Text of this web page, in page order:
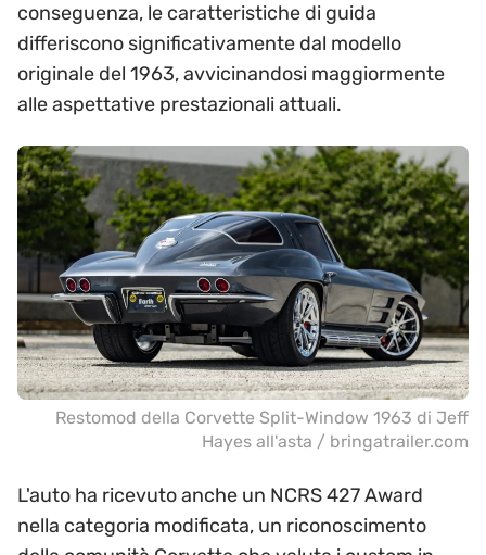
conseguenza, le caratteristiche di guida
differiscono significativamente dal modello
originale del 1963, avvicinandosi maggiormente
alle aspettative prestazionali attuali.
Restomod della Corvette Split-Window 1963 di Jeff
Hayes all'asta / bringatrailer.com
L'auto ha ricevuto anche un NCRS 427 Award
nella categoria modificata, un riconoscimento